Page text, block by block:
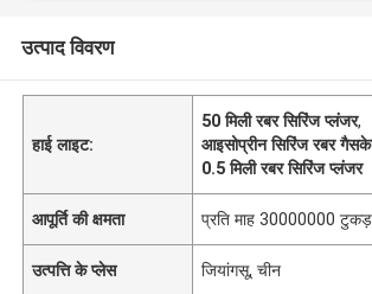
उत्पाद विवरण
हाई लाइट:
50 मिली रबर सिरिंज प्लंजर,
आइसोप्रीन सिरिंज रबर
0.5 मिली रबर सिरिंज प्लंजर
आपूर्ति की क्षमता प्रति माह 30000000
उत्पत्ति के प्लेस जियांगसू, चीन